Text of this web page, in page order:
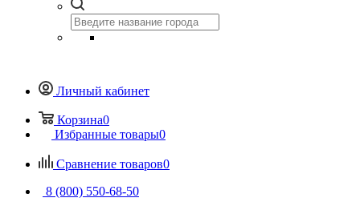
Личный кабинет
Корзина0
Избранные товары0
Сравнение товаров0
8 (800) 550-68-50